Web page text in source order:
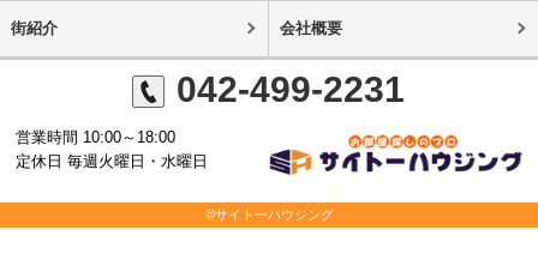
街紹介 会社概要
042-499-2231
営業時間 10:00～18:00
定休日 毎週火曜日・水曜日
©サイトーハウジング